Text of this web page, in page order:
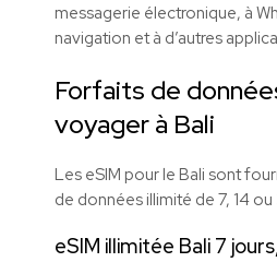
messagerie électronique, à
navigation et à d’autres
Forfaits de
voyager à Bali
Les eSIM pour le Bali sont
de données illimité de 7, 14 ou
eSIM illimitée Bali 7